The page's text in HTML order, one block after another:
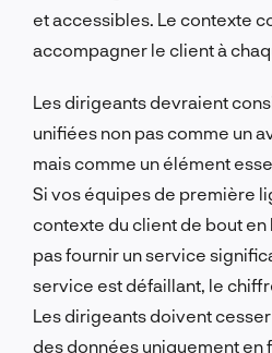
et accessibles. Le contexte
accompagner le client à
Les dirigeants devraient
unifiées non pas comme un
mais comme un élément
Si vos équipes de première
contexte du client de bout
pas fournir un service
service est défaillant, le
Les dirigeants doivent
des données uniquement en